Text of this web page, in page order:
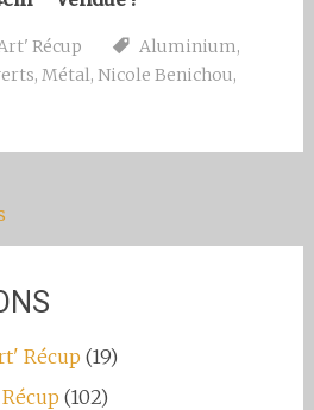
Récup Aluminium,
, Métal, Nicole Benichou,
Récup (19)
(102)